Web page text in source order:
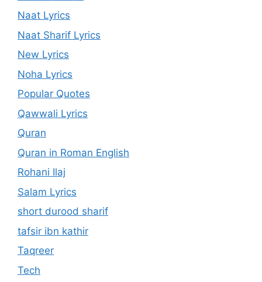
Naat Lyrics
Naat Sharif Lyrics
New Lyrics
Noha Lyrics
Popular Quotes
Qawwali Lyrics
Quran
Quran in Roman English
Rohani Ilaj
Salam Lyrics
short durood sharif
tafsir ibn kathir
Taqreer
Tech